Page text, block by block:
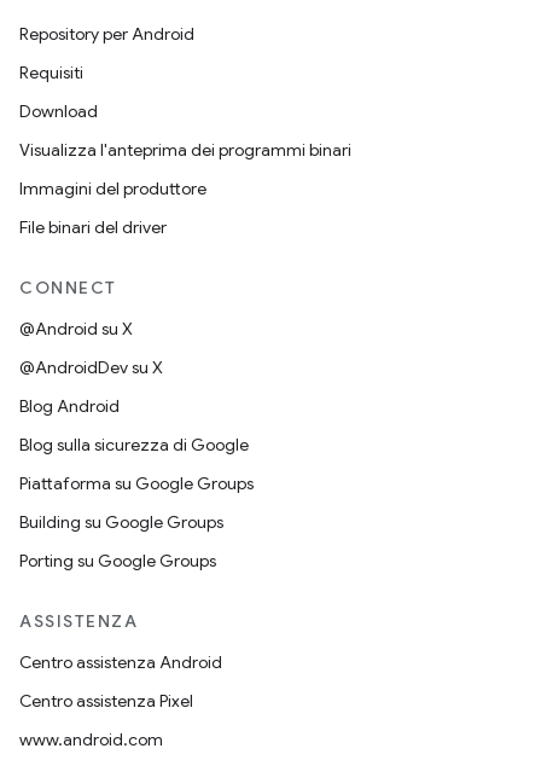
Repository per Android
Requisiti
Download
Visualizza l'anteprima dei programmi binari
Immagini del produttore
File binari del driver
CONNECT
@Android su X
@AndroidDev su X
Blog Android
Blog sulla sicurezza di Google
Piattaforma su Google Groups
Building su Google Groups
Porting su Google Groups
ASSISTENZA
Centro assistenza Android
Centro assistenza Pixel
www.android.com